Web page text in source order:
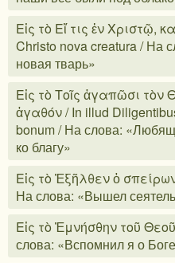
Εἰς τὸ Εἴ τις ἐν Χριστῷ,
Christo nova creatura / На
новая тварь»
Εἰς τὸ Τοῖς ἀγαπῶσι τὸν
ἀγαθόν / In illud
bonum / На слова:
ко благу»
Εἰς τὸ Ἐξῆλθεν ὁ
На слова: «Вышел
Εἰς τὸ Ἐμνήσθην τοῦ
слова: «Вспомнил я о